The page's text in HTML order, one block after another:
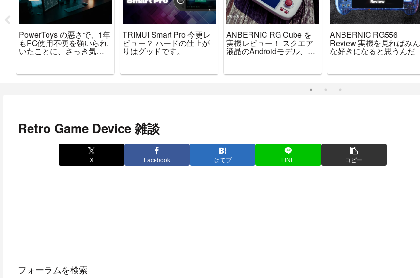
PowerToys の悪さで、1年
もPC使用不便を強いられ
いたことに、さっき気が
TRIMUI Smart Pro 今更レ
ビュー？ ハードの仕上が
りはグッドです。
ANBERNIC RG Cube を
実機レビュー！ スクエア
液晶のAndroidモデル、ニ
ANBERNIC RG556
Review 実機を見ればみん
な好きになると思うんだ
Retro Game Device 雑談
X Facebook はてブ LINE コピー
フォーラムを検索